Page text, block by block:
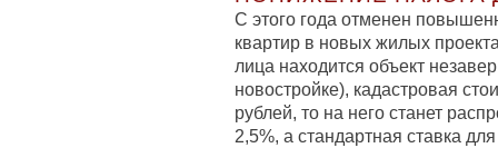
С этого года отменен
квартир в новых жилых
лица находится объект
новостройке), кадастровая
рублей, то на него станет
2,5%, а стандартная ставка